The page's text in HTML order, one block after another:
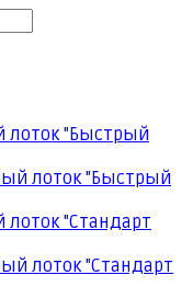
лоток "Быстрый
лоток "Быстрый
"Стандарт
лоток "Стандарт